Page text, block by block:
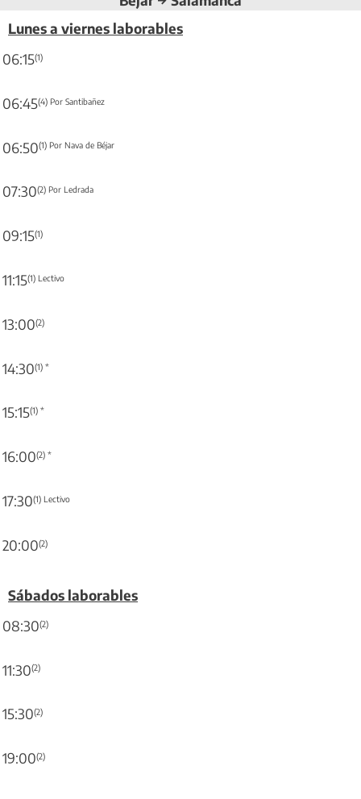
Lunes a viernes laborables
06:15(1)
06:45(4) Por Santibañez
06:50(1) Por Nava de Béjar
07:30(2) Por Ledrada
09:15(1)
11:15(1) Lectivo
13:00(2)
14:30(1) *
15:15(1) *
16:00(2) *
17:30(1) Lectivo
20:00(2)
Sábados laborables
08:30(2)
11:30(2)
15:30(2)
19:00(2)